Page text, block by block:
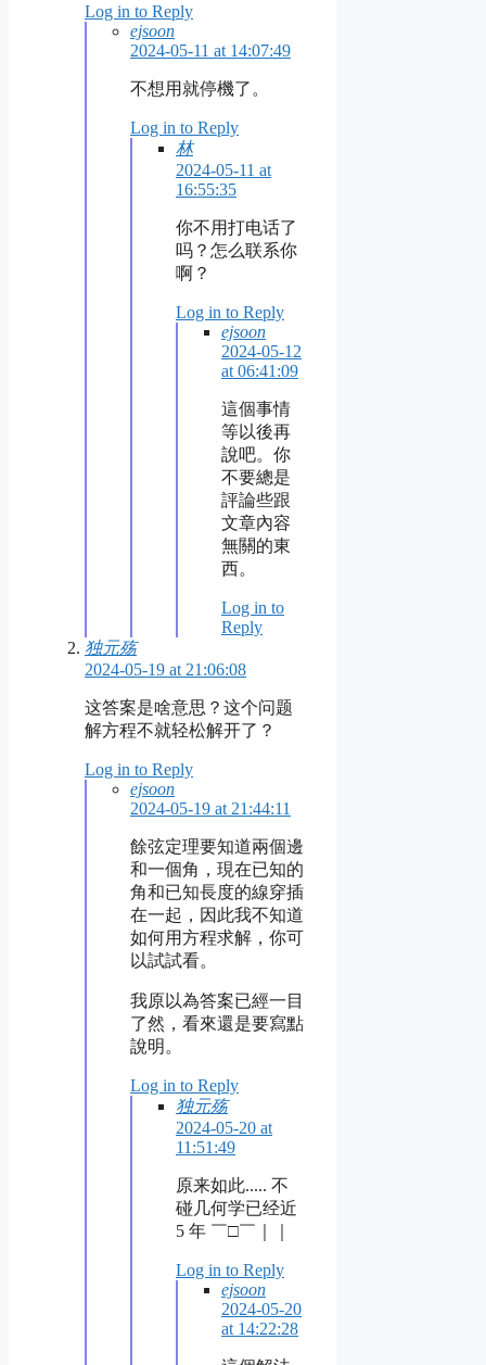
Log in to Reply
ejsoon
2024-05-11 at 14:07:49
不想用就停機了。
Log in to Reply
林
2024-05-11 at
16:55:35
你不用打电话了
吗？怎么联系你
啊？
Log in to Reply
ejsoon
2024-05-12
at 06:41:09
這個事情
等以後再
說吧。你
不要總是
評論些跟
文章內容
無關的東
西。
Log in to
Reply
独元殇
2024-05-19 at 21:06:08
这答案是啥意思？这个问题
解方程不就轻松解开了？
Log in to Reply
ejsoon
2024-05-19 at 21:44:11
餘弦定理要知道兩個邊
和一個角，現在已知的
角和已知長度的線穿插
在一起，因此我不知道
如何用方程求解，你可
以試試看。
我原以為答案已經一目
了然，看來還是要寫點
說明。
Log in to Reply
独元殇
2024-05-20 at
11:51:49
原来如此..... 不
碰几何学已经近
5 年 ￣□￣｜｜
Log in to Reply
ejsoon
2024-05-20
at 14:22:28